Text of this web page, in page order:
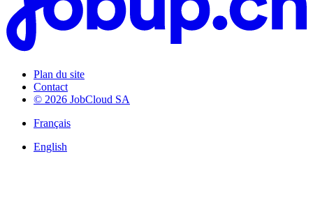
Plan du site
Contact
© 2026 JobCloud SA
Français
English